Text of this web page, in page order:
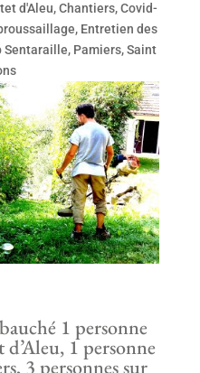
d'Aleu,Chantiers,Covid-
, Entretien des
Sentaraille, Pamiers,Saint
1 personne
d’Aleu, 1 personne
3 personnes sur